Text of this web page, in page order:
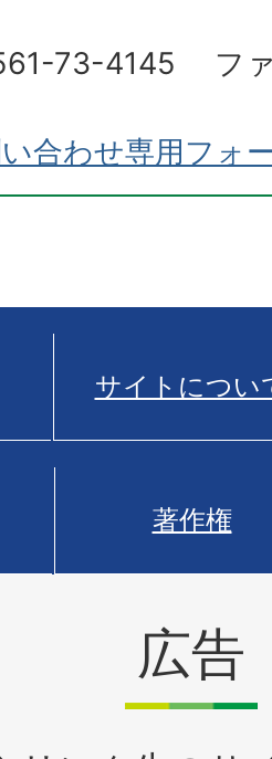
73-4145 フ
合わせ専用フォ
サイトについ
著作権
広告